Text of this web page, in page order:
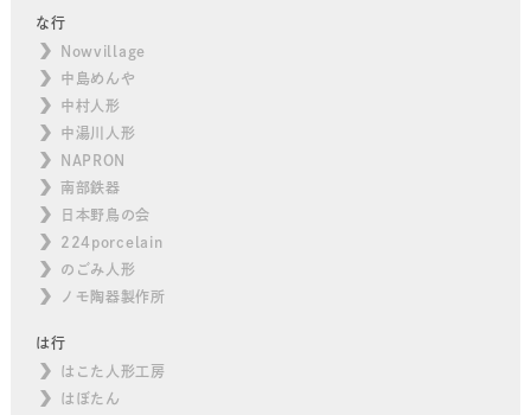
な行
Nowvillage
中島めんや
中村人形
中湯川人形
NAPRON
南部鉄器
日本野鳥の会
224porcelain
のごみ人形
ノモ陶器製作所
は行
はこた人形工房
はぼたん